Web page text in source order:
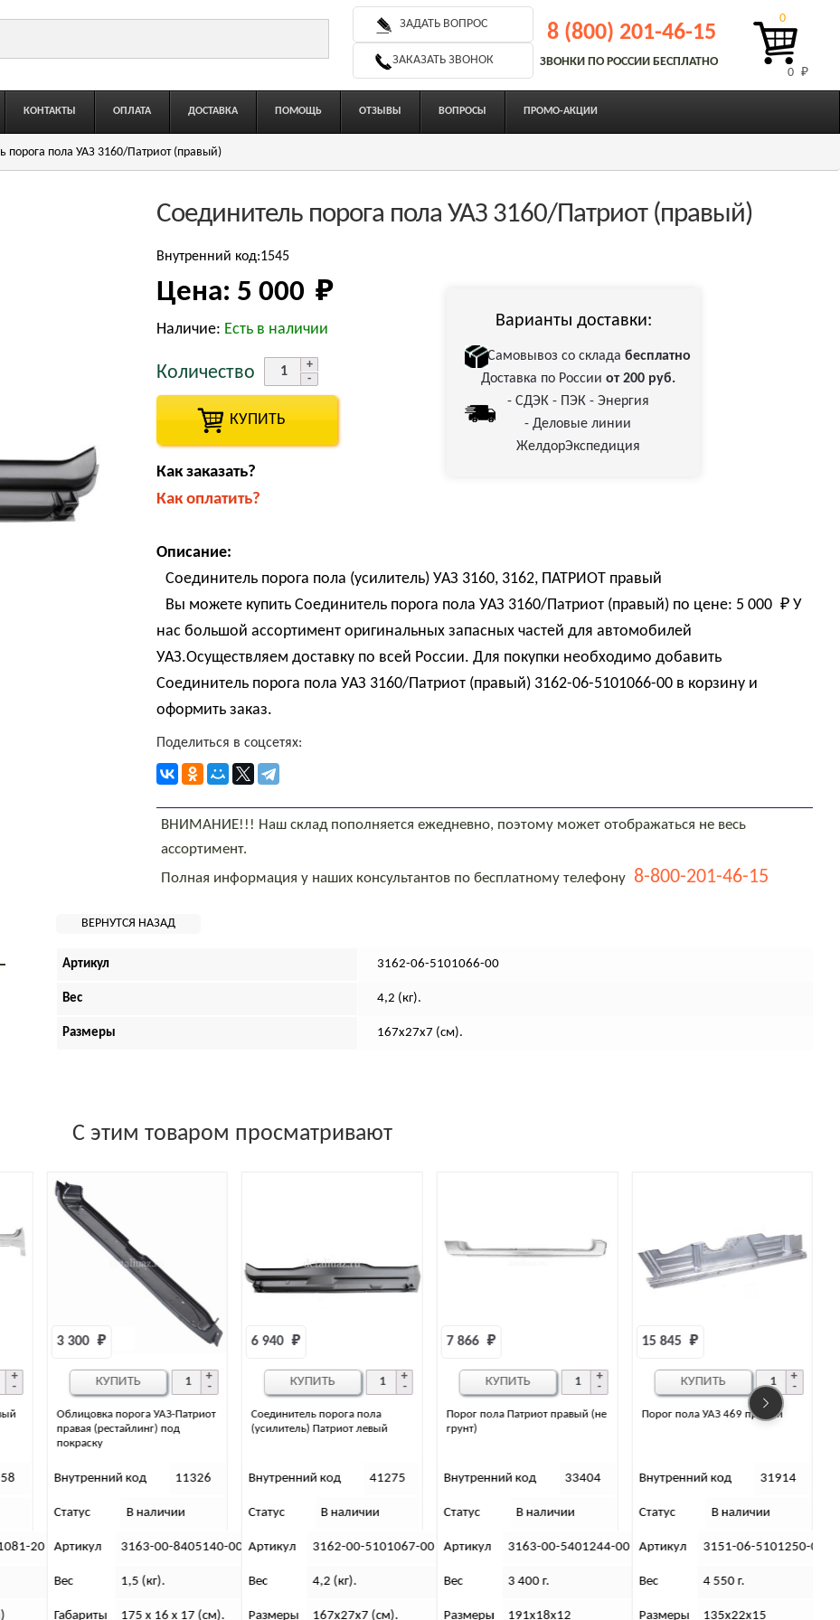
ЗАДАТЬ ВОПРОС
ЗАКАЗАТЬ ЗВОНОК
8 (800) 201-46-15
ЗВОНКИ ПО РОССИИ БЕСПЛАТНО
0 ₽
0
КОНТАКТЫ ОПЛАТА ДОСТАВКА ПОМОЩЬ ОТЗЫВЫ ВОПРОСЫ ПРОМО-АКЦИИ
порога пола УАЗ 3160/Патриот (правый)
Соединитель порога пола УАЗ 3160/Патриот (правый)
Внутренний код:1545
Цена: 5 000 ₽
Наличие: Есть в наличии Варианты доставки:
Самовывоз со складабесплатно
Доставка по России от 200 руб.
- СДЭК - ПЭК - Энергия
- Деловые линии
ЖелдорЭкспедиция
Количество
КУПИТЬ
Как заказать?
Как оплатить?
Описание:
Соединитель порога пола (усилитель) УАЗ 3160, 3162, ПАТРИОТ правый
Вы можете купить Соединитель порога пола УАЗ 3160/Патриот (правый) по цене: 5 000 ₽ У
нас большой ассортимент оригинальных запасных частей для автомобилей
УАЗ.Осуществляем доставку по всей России. Для покупки необходимо добавить
Соединитель порога пола УАЗ 3160/Патриот (правый) 3162-06-5101066-00 в корзину и
оформить заказ.
Поделиться в соцсетях:
ВНИМАНИЕ!!! Наш склад пополняется ежедневно, поэтому может отображаться не весь
ассортимент.
Полная информация у наших консультантов по бесплатному телефону 8-800-201-46-15
Артикул 3162-06-5101066-00
Вес 4,2 (кг).
Размеры 167х27х7 (см).
С этим товаром просматривают
00(ПД)
Соединитель порога пола
(усилитель) Патриот левый
6 940 ₽
Внутренний код 41275
Статус В наличии
Артикул 3162-00-5101067-00
Вес 4,2 (кг).
Размеры 167х27х7 (см).
КУПИТЬ
Порог пола Патриот правый (не
грунт)
7 866 ₽
Внутренний код 33404
Статус В наличии
Артикул 3163-00-5401244-00
Вес 3 400 г.
Размеры 191х18х12
КУПИТЬ
Порог пола УАЗ 469 правый
15 845 ₽
Внутренний код 31914
Статус В наличии
Артикул 3151-06-5101250-00
Вес 4 550 г.
Размеры 135х22х15
КУПИТЬ
Порог пола (подножка) 2363
7 541 ₽
Внутренний код 16996
Статус В наличии
Артикул 2363-23-5401242-00
Вес 3 (кг)
Габариты 191х18х12 (см)
КУПИТЬ